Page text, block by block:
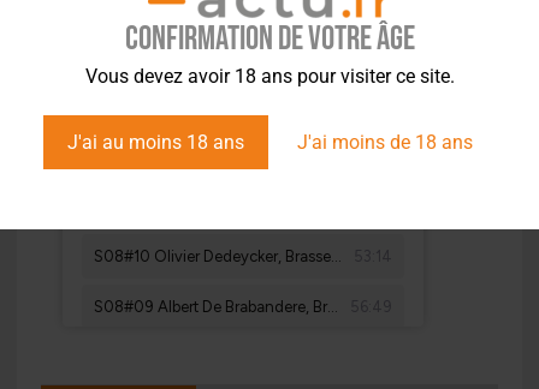
Confirmation de votre âge
Vous devez avoir 18 ans pour visiter ce site.
J'ai au moins 18 ans J'ai moins de 18 ans